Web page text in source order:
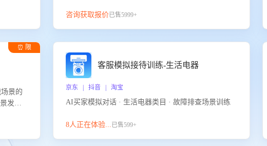
咨询获取报价已售5999+
⏰ 限
景的
发生
客服模拟接待训练-生活电器
京东 | 抖音 | 淘宝
AI买家模拟对话 · 生活电器类目 · 故障排查场景训练
8人正在体验...已售599+